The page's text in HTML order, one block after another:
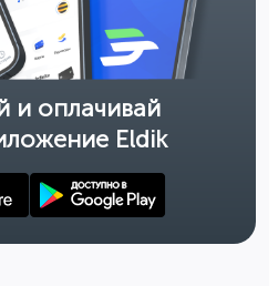
и оплачивай
Eldik